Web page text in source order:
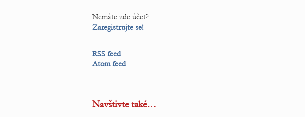
Nemáte zde účet?
Zaregistrujte se!
RSS feed
Atom feed
Navštivte také…